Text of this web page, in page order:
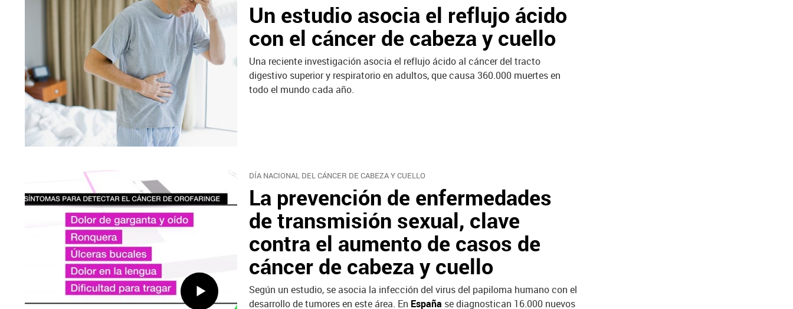
Un estudio asocia el reflujo ácido
con el cáncer de cabeza y cuello
Una reciente investigación asocia el reflujo ácido al cáncer del tracto
digestivo superior y respiratorio en adultos, que causa 360.000 muertes en
todo el mundo cada año.
DÍA NACIONAL DEL CÁNCER DE CABEZA Y CUELLO
La prevención de enfermedades
de transmisión sexual, clave
contra el aumento de casos de
cáncer de cabeza y cuello
Según un estudio, se asocia la infección del virus del papiloma humano con el
desarrollo de tumores en este área. En España se diagnostican 16.000 nuevos